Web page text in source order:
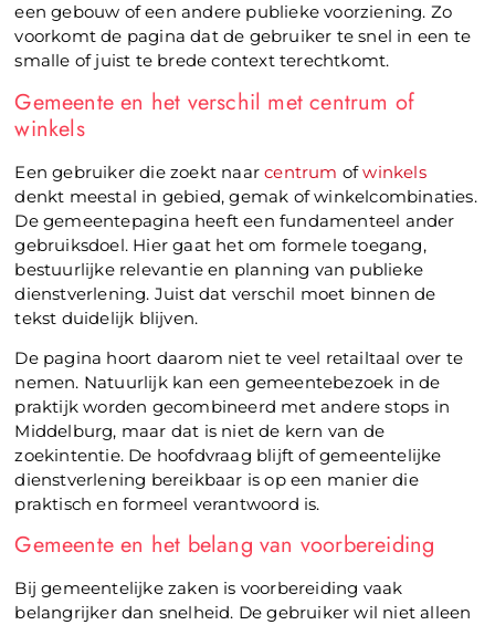
een gebouw of een andere publieke voorziening. Zo
voorkomt de pagina dat de gebruiker te snel in een te
smalle of juist te brede context terechtkomt.
Gemeente en het verschil met centrum of
winkels
Een gebruiker die zoekt naarcentrum ofwinkels
denkt meestal in gebied, gemak of winkelcombinaties.
De gemeentepagina heeft een fundamenteel ander
gebruiksdoel. Hier gaat het om formele toegang,
bestuurlijke relevantie en planning van publieke
dienstverlening. Juist dat verschil moet binnen de
tekst duidelijk blijven.
De pagina hoort daarom niet te veel retailtaal over te
nemen. Natuurlijk kan een gemeentebezoek in de
praktijk worden gecombineerd met andere stops in
Middelburg, maar dat is niet de kern van de
zoekintentie. De hoofdvraag blijft of gemeentelijke
dienstverlening bereikbaar is op een manier die
praktisch en formeel verantwoord is.
Gemeente en het belang van voorbereiding
Bij gemeentelijke zaken is voorbereiding vaak
belangrijker dan snelheid. De gebruiker wil niet alleen